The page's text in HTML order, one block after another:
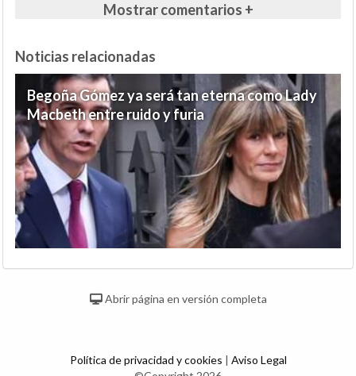
Mostrar comentarios +
Noticias relacionadas
Begoña Gómez ya será tan eterna como Lady
Macbeth entre ruido y furia
Abrir página en versión completa
Política de privacidad y cookies | Aviso Legal